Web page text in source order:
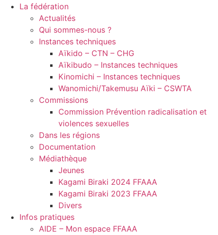
La fédération
Actualités
Qui sommes-nous ?
Instances techniques
Aïkido – CTN – CHG
Aïkibudo – Instances techniques
Kinomichi – Instances techniques
Wanomichi/Takemusu Aïki – CSWTA
Commissions
Commission Prévention radicalisation et
violences sexuelles
Dans les régions
Documentation
Médiathèque
Jeunes
Kagami Biraki 2024 FFAAA
Kagami Biraki 2023 FFAAA
Divers
Infos pratiques
AIDE – Mon espace FFAAA